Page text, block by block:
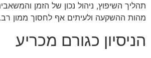
תהליך השיפוץ, ניהול נכון של הזמן
מהות ההשקעה ולעיתים אף לחסוך ממון רב.
הניסיון כגורם מכריע